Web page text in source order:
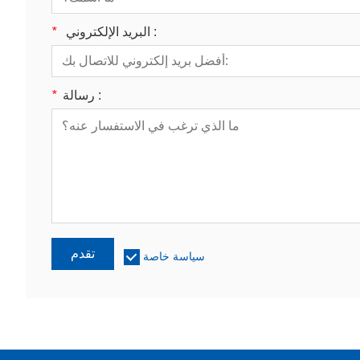
* البريد الإلكتروني :
* رسالة :
تقدم سياسة خاصة